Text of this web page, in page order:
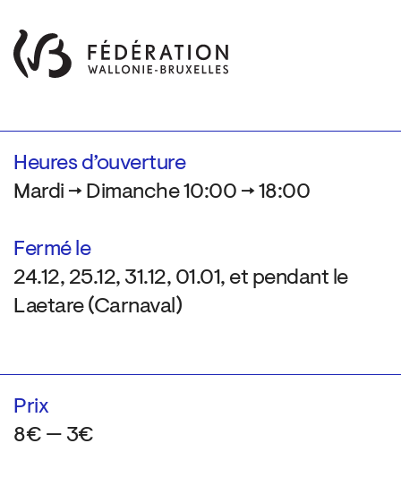
Heures d’ouverture
Mardi → Dimanche 10:00 → 18:00
Fermé le
24.12, 25.12, 31.12, 01.01, et pendant le
Laetare (Carnaval)
Prix
8€ — 3€